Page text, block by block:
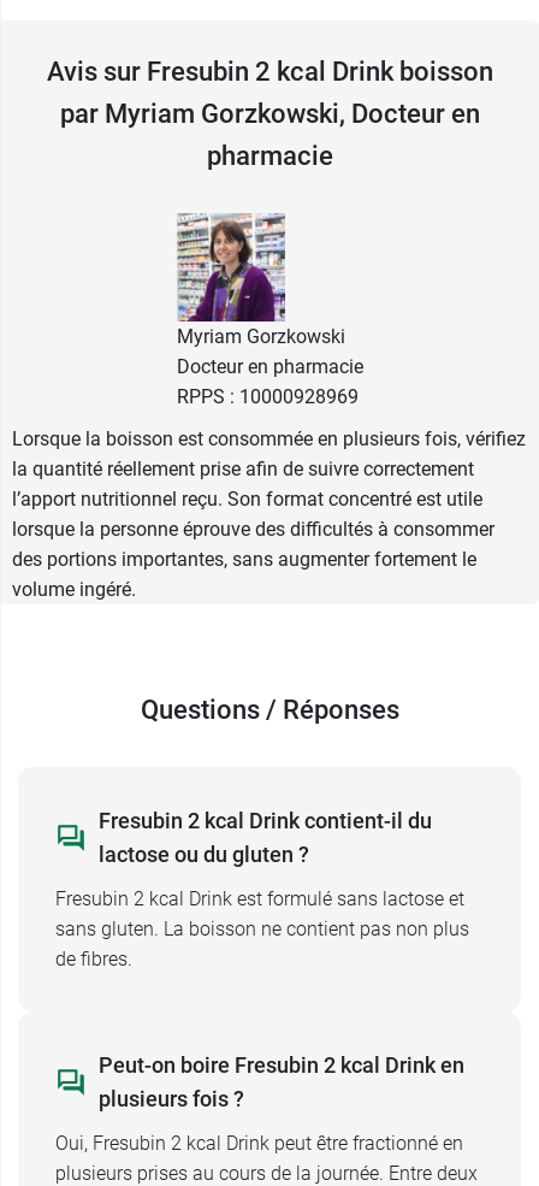
collation. Elle peut être bue en plusieurs fois au
cours de la journée, servie fraîche pour préserver
le parfum. Il est d'ailleurs recommandé de la
conserver au frais entre les prises, le bouchon
Caractéristiques de la boisson
hyperprotéinée Fresubin 2 kcal
Sans lactose
Sans gluten
Sans fibres
Vitamine D : 10 µg / 200 ml
2,0 kcal (8,4 kJ) / ml - 400 kcal (1680 kJ)
pour 200 ml
20 g de protéines pour 200 ml.
45 g de glucides pour 200 ml
Avis sur Fresubin 2 kcal Drink boisson
par Myriam Gorzkowski, Docteur en
pharmacie
Myriam Gorzkowski
Docteur en pharmacie
RPPS : 10000928969
Lorsque la boisson est consommée en plusieurs fois, vérifiez
la quantité réellement prise afin de suivre correctement
l’apport nutritionnel reçu. Son format concentré est utile
lorsque la personne éprouve des difficultés à consommer
des portions importantes, sans augmenter fortement le
volume ingéré.
Questions / Réponses
Fresubin 2 kcal Drink contient-il du
lactose ou du gluten ?
Fresubin 2 kcal Drink est formulé sans lactose et
sans gluten. La boisson ne contient pas non plus
de fibres.
Peut-on boire Fresubin 2 kcal Drink en
plusieurs fois ?
Oui, Fresubin 2 kcal Drink peut être fractionné en
plusieurs prises au cours de la journée. Entre deux